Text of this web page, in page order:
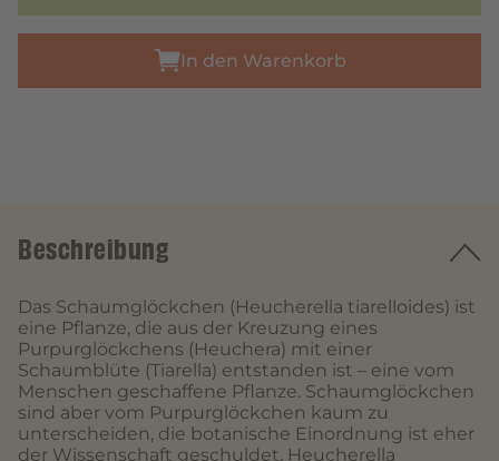
In den Warenkorb
Beschreibung
Das Schaumglöckchen (Heucherella tiarelloides) ist
eine Pflanze, die aus der Kreuzung eines
Purpurglöckchens (Heuchera) mit einer
Schaumblüte (Tiarella) entstanden ist – eine vom
Menschen geschaffene Pflanze. Schaumglöckchen
sind aber vom Purpurglöckchen kaum zu
unterscheiden, die botanische Einordnung ist eher
der Wissenschaft geschuldet. Heucherella